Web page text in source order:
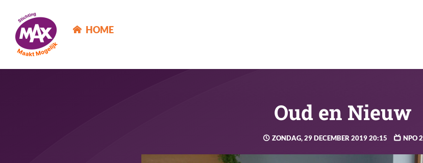
HOME
Oud en Nieuw
ZONDAG, 29 DECEMBER 2019 20:15 NPO 2